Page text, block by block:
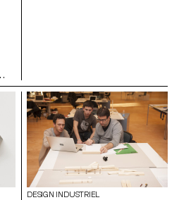
with this winter aesthetics? This
is what we will try to find out
during this week workshop.
DESIGN INDUSTRIEL